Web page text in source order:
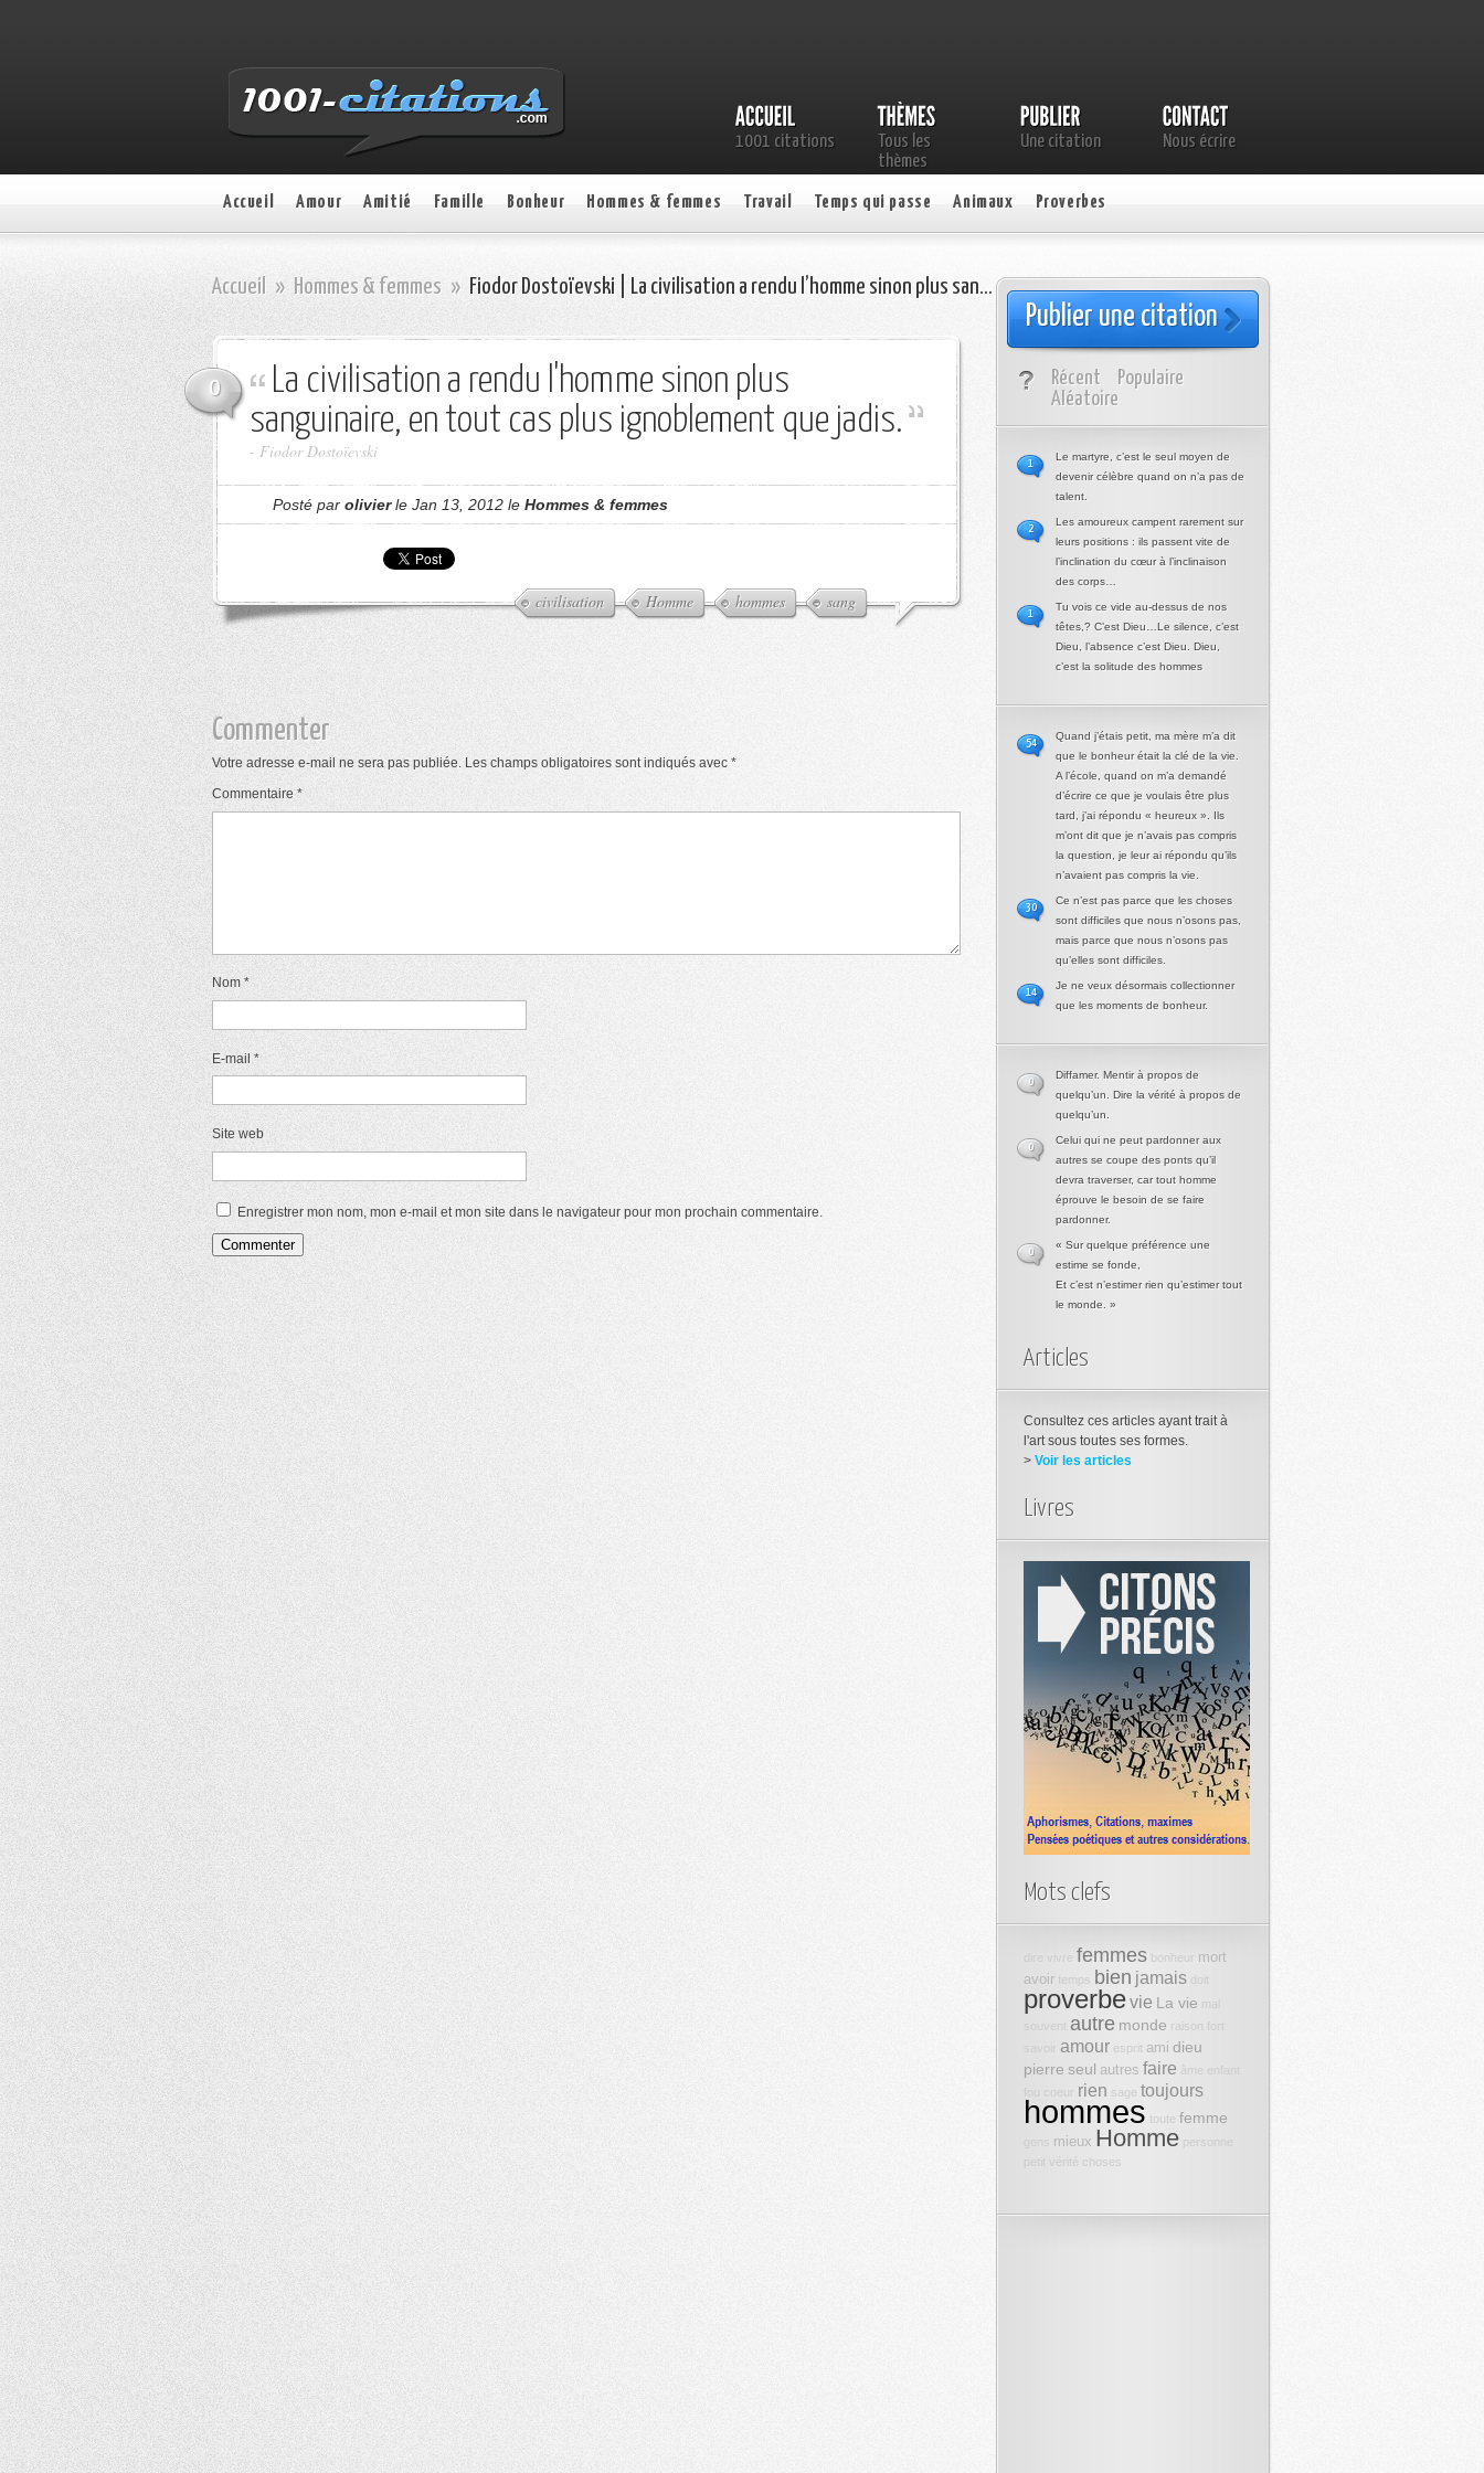
1001 citations
Tous les
thèmes
Une citation Nous écrire
Accueil Amour Amitié Famille Bonheur Hommes & femmes Travail Temps qui passe Animaux Proverbes
Accueil » Hommes & femmes » Fiodor Dostoïevski | La civilisation a rendu l’homme sinon plus san…
0
La civilisation a rendu l'homme sinon plus
sanguinaire, en tout cas plus ignoblement que jadis.
- Fiodor Dostoïevski
Posté par olivierle Jan 13, 2012 le Hommes & femmes
civilisation Homme hommes sang
Commenter
Votre adresse e-mail ne sera pas publiée. Les champs obligatoires sont indiqués avec *
Commentaire *
Nom *
E-mail *
Site web
Enregistrer mon nom, mon e-mail et mon site dans le navigateur pour mon prochain commentaire.
Publier une citation
Récent
Populaire
Aléatoire
Le martyre, c’est le seul moyen de
devenir célèbre quand on n’a pas de
talent.
1
Les amoureux campent rarement sur
leurs positions : ils passent vite de
l’inclination du cœur à l’inclinaison
des corps…
2
Tu vois ce vide au-dessus de nos
têtes,? C’est Dieu…Le silence, c’est
Dieu, l’absence c’est Dieu. Dieu,
c’est la solitude des hommes
1
Quand j’étais petit, ma mère m’a dit
que le bonheur était la clé de la vie.
A l’école, quand on m’a demandé
d’écrire ce que je voulais être plus
tard, j’ai répondu « heureux ». Ils
m’ont dit que je n’avais pas compris
la question, je leur ai répondu qu’ils
n’avaient pas compris la vie.
54
Ce n’est pas parce que les choses
sont difficiles que nous n’osons pas,
mais parce que nous n’osons pas
qu’elles sont difficiles.
30
Je ne veux désormais collectionner
que les moments de bonheur.
14
Diffamer. Mentir à propos de
quelqu’un. Dire la vérité à propos de
quelqu’un.
0
Celui qui ne peut pardonner aux
autres se coupe des ponts qu’il
devra traverser, car tout homme
éprouve le besoin de se faire
pardonner.
0
« Sur quelque préférence une
estime se fonde,
Et c’est n’estimer rien qu’estimer tout
le monde. »
0
Articles
Consultez ces articles ayant trait à
l'art sous toutes ses formes.
> Voir les articles
Livres
Mots clefs
femmes bonheur
mort
avoir temps bien jamais doit
proverbevie La vie
mal
souvent autre monde raison
fort
amour esprit ami dieu
pierre seul autres faire âme
coeur rien sage toujours
hommes toute femme
mieux Homme personne
vérité choses